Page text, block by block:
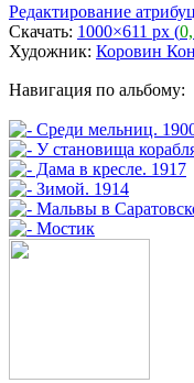
Редактирование
Скачать: 1000×611 px (
Художник: Коровин
Навигация по альбому: